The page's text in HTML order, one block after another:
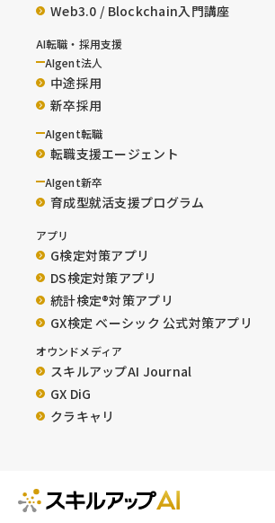
Web3.0 / Blockchain入門講座
AI転職・採用支援
AIgent法人
中途採用
新卒採用
AIgent転職
転職支援エージェント
AIgent新卒
育成型就活支援プログラム
アプリ
G検定対策アプリ
DS検定対策アプリ
統計検定®︎対策アプリ
GX検定 ベーシック 公式対策アプリ
オウンドメディア
スキルアップAI Journal
GX DiG
クラキャリ